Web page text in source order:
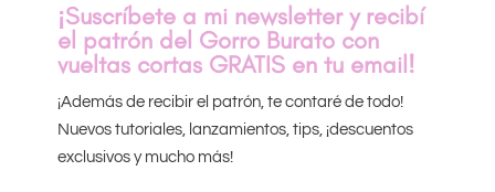
¡Suscríbete a mi newsletter y recibí
el patrón del Gorro Burato con
vueltas cortas GRATIS en tu email!
¡Además de recibir el patrón, te contaré de todo!
Nuevos tutoriales, lanzamientos, tips, ¡descuentos
exclusivos y mucho más!